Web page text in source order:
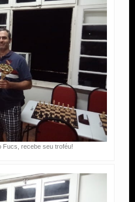
Fucs, recebe seu troféu!